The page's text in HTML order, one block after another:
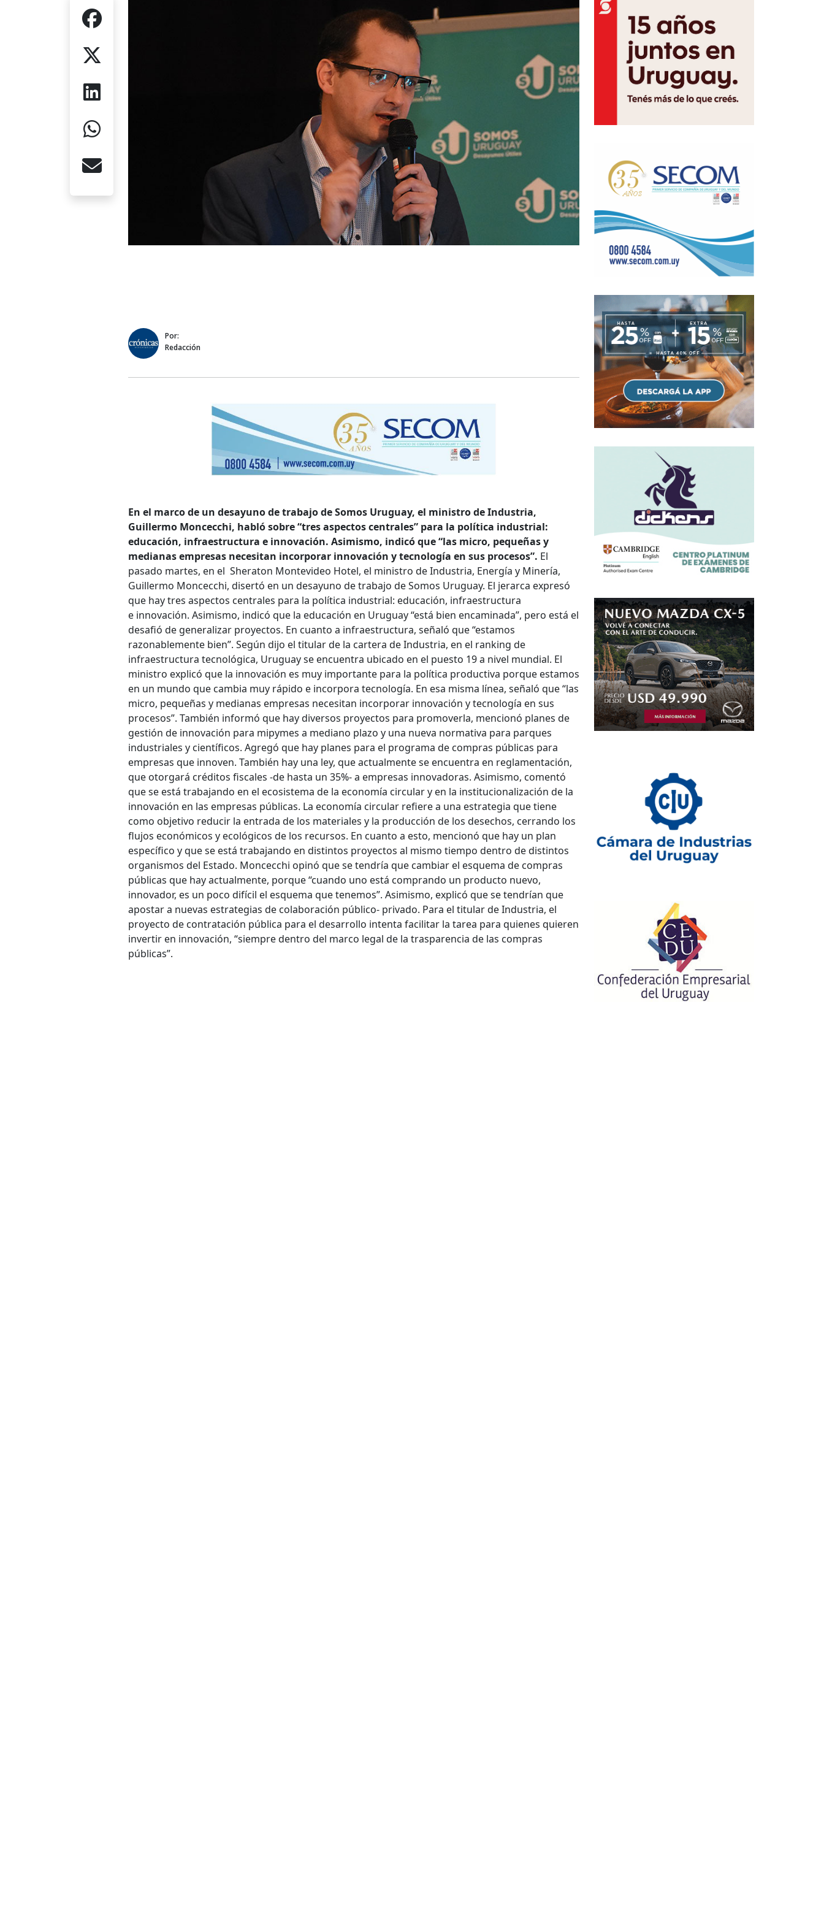
Por:
Redacción
En el marco de un desayuno de trabajo de Somos Uruguay, el ministro de Industria,
Guillermo Moncecchi, habló sobre “tres aspectos centrales” para la política industrial:
educación, infraestructura e innovación. Asimismo, indicó que “las micro, pequeñas y
medianas empresas necesitan incorporar innovación y tecnología en sus procesos”. El
pasado martes, en el Sheraton Montevideo Hotel, el ministro de Industria, Energía y Minería,
Guillermo Moncecchi, disertó en un desayuno de trabajo de Somos Uruguay. El jerarca expresó
que hay tres aspectos centrales para la política industrial: educación, infraestructura
e innovación. Asimismo, indicó que la educación en Uruguay “está bien encaminada”, pero está el
desafió de generalizar proyectos. En cuanto a infraestructura, señaló que “estamos
razonablemente bien”. Según dijo el titular de la cartera de Industria, en el ranking de
infraestructura tecnológica, Uruguay se encuentra ubicado en el puesto 19 a nivel mundial. El
ministro explicó que la innovación es muy importante para la política productiva porque estamos
en un mundo que cambia muy rápido e incorpora tecnología. En esa misma línea, señaló que “las
micro, pequeñas y medianas empresas necesitan incorporar innovación y tecnología en sus
procesos”. También informó que hay diversos proyectos para promoverla, mencionó planes de
gestión de innovación para mipymes a mediano plazo y una nueva normativa para parques
industriales y científicos. Agregó que hay planes para el programa de compras públicas para
empresas que innoven. También hay una ley, que actualmente se encuentra en reglamentación,
que otorgará créditos fiscales -de hasta un 35%- a empresas innovadoras. Asimismo, comentó
que se está trabajando en el ecosistema de la economía circular y en la institucionalización de la
innovación en las empresas públicas. La economía circular refiere a una estrategia que tiene
como objetivo reducir la entrada de los materiales y la producción de los desechos, cerrando los
flujos económicos y ecológicos de los recursos. En cuanto a esto, mencionó que hay un plan
específico y que se está trabajando en distintos proyectos al mismo tiempo dentro de distintos
organismos del Estado. Moncecchi opinó que se tendría que cambiar el esquema de compras
públicas que hay actualmente, porque “cuando uno está comprando un producto nuevo,
innovador, es un poco difícil el esquema que tenemos”. Asimismo, explicó que se tendrían que
apostar a nuevas estrategias de colaboración público- privado. Para el titular de Industria, el
proyecto de contratación pública para el desarrollo intenta facilitar la tarea para quienes quieren
invertir en innovación, “siempre dentro del marco legal de la trasparencia de las compras
públicas”.